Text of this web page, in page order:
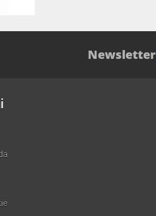
Newsletter